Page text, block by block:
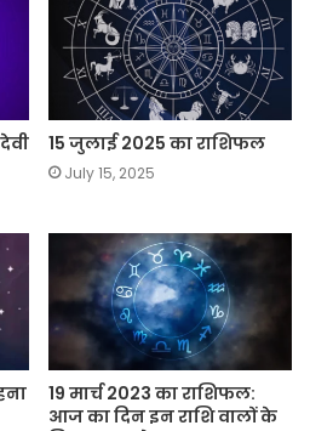
15 जुलाई 2025 का राशिफल
July 15, 2025
19 मार्च 2023 का राशिफल:
आज का दिन इन राशि वालों के